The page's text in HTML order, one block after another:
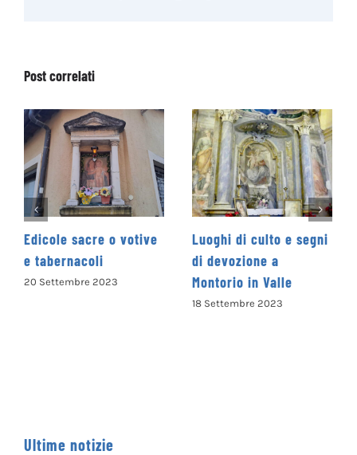
Post correlati
Luoghi di culto e segni
di devozione a
Montorio in Valle
Abbazia di Farfa
13 Settembre 2023
Ultime notizie